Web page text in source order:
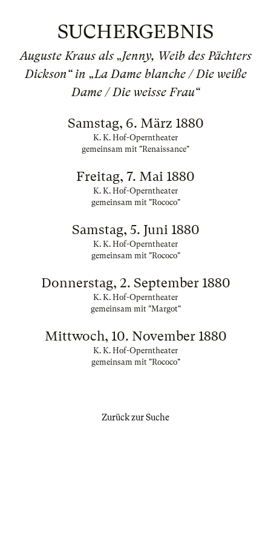
SUCHERGEBNIS
Auguste Kraus als „Jenny, Weib des Pächters
Dickson“ in „La Dame blanche / Die weiße
Dame / Die weisse Frau“
Samstag, 6. März 1880
K. K. Hof-Operntheater
gemeinsam mit "Renaissance"
Freitag, 7. Mai 1880
K. K. Hof-Operntheater
gemeinsam mit "Rococo"
Samstag, 5. Juni 1880
K. K. Hof-Operntheater
gemeinsam mit "Rococo"
Donnerstag, 2. September 1880
K. K. Hof-Operntheater
gemeinsam mit "Margot"
Mittwoch, 10. November 1880
K. K. Hof-Operntheater
gemeinsam mit "Rococo"
Zurück zur Suche